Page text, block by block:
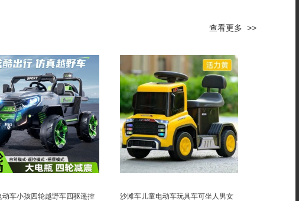
查看更多 >>
动车小孩四轮越野车四驱遥控
沙滩车儿童电动车玩具车可坐人男女